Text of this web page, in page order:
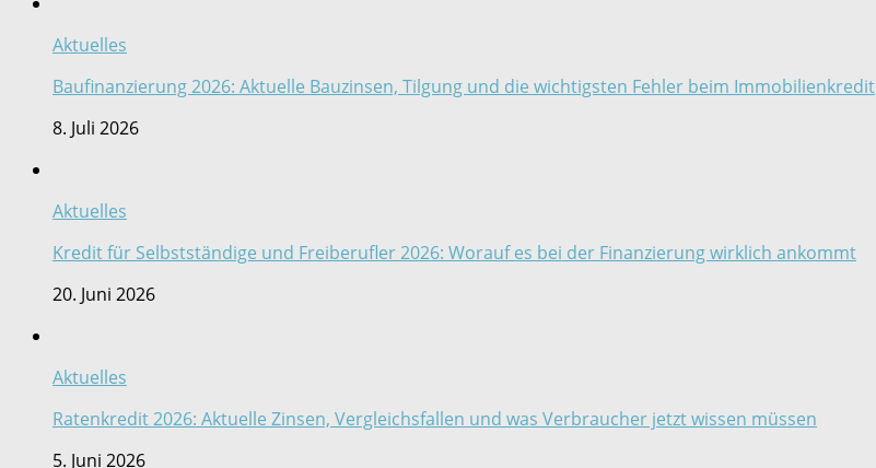
Aktuelles
Baufinanzierung 2026: Aktuelle Bauzinsen, Tilgung und die wichtigsten Fehler beim Immobilienkredit
8. Juli 2026
Aktuelles
Kredit für Selbstständige und Freiberufler 2026: Worauf es bei der Finanzierung wirklich ankommt
20. Juni 2026
Aktuelles
Ratenkredit 2026: Aktuelle Zinsen, Vergleichsfallen und was Verbraucher jetzt wissen müssen
5. Juni 2026